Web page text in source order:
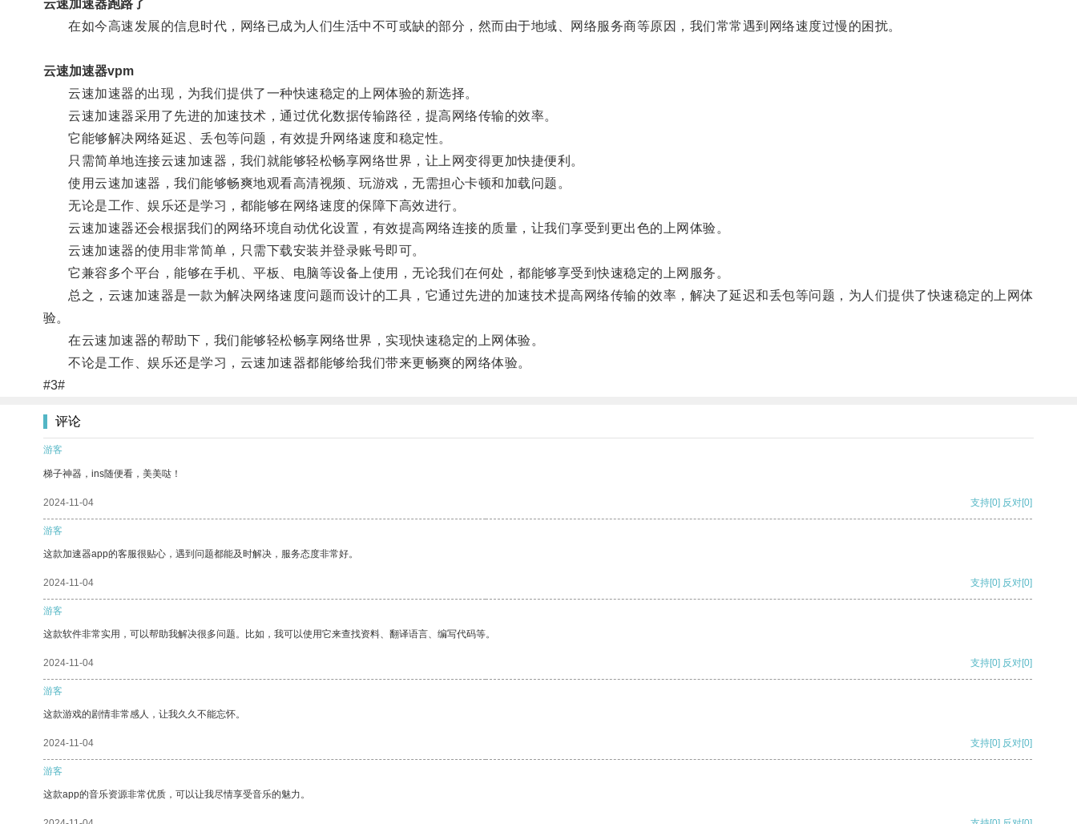
云速加速器跑路了
在如今高速发展的信息时代，网络已成为人们生活中不可或缺的部分，然而由于地域、网络服务商等原因，我们常常遇到网络速度过慢的困扰。
云速加速器vpm
云速加速器的出现，为我们提供了一种快速稳定的上网体验的新选择。
云速加速器采用了先进的加速技术，通过优化数据传输路径，提高网络传输的效率。
它能够解决网络延迟、丢包等问题，有效提升网络速度和稳定性。
只需简单地连接云速加速器，我们就能够轻松畅享网络世界，让上网变得更加快捷便利。
使用云速加速器，我们能够畅爽地观看高清视频、玩游戏，无需担心卡顿和加载问题。
无论是工作、娱乐还是学习，都能够在网络速度的保障下高效进行。
云速加速器还会根据我们的网络环境自动优化设置，有效提高网络连接的质量，让我们享受到更出色的上网体验。
云速加速器的使用非常简单，只需下载安装并登录账号即可。
它兼容多个平台，能够在手机、平板、电脑等设备上使用，无论我们在何处，都能够享受到快速稳定的上网服务。
总之，云速加速器是一款为解决网络速度问题而设计的工具，它通过先进的加速技术提高网络传输的效率，解决了延迟和丢包等问题，为人们提供了快速稳定的上网体
验。
在云速加速器的帮助下，我们能够轻松畅享网络世界，实现快速稳定的上网体验。
不论是工作、娱乐还是学习，云速加速器都能够给我们带来更畅爽的网络体验。
#3#
评论
游客
梯子神器，ins随便看，美美哒！
2024-11-04 支持[0] 反对[0]
游客
这款加速器app的客服很贴心，遇到问题都能及时解决，服务态度非常好。
2024-11-04 支持[0] 反对[0]
游客
这款软件非常实用，可以帮助我解决很多问题。比如，我可以使用它来查找资料、翻译语言、编写代码等。
2024-11-04 支持[0] 反对[0]
游客
这款游戏的剧情非常感人，让我久久不能忘怀。
2024-11-04 支持[0] 反对[0]
游客
这款app的音乐资源非常优质，可以让我尽情享受音乐的魅力。